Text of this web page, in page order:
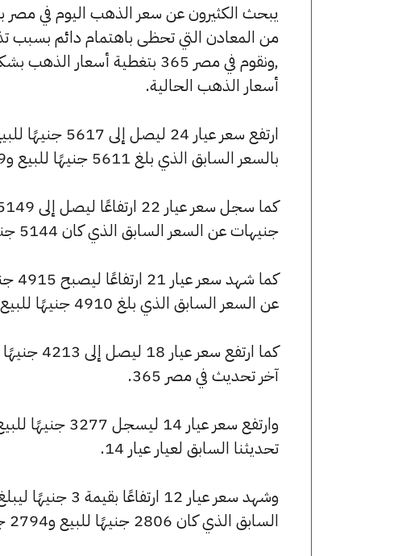
من المعادن التي تحظى باهتمام دائم بسبب
,ونقوم في مصر 365 بتغطية
أسعار الذهب الحالية.
بالسعر السابق الذي بلغ 5611 جنيهًا للبيع و5589 جنيهًا للشراء.
جنيهات عن السعر السابق الذي كان 5144 جنيهًا للبيع و5123 جنيهًا للشراء.
عن السعر السابق الذي بلغ 4910 جنيهًا للبيع و4890 جنيهًا للشراء.
آخر تحديث في مصر 365.
تحديثنا السابق لعيار عيار 14.
السابق الذي كان 2806 جنيهًا للبيع و2794 جنيهًا للشراء.